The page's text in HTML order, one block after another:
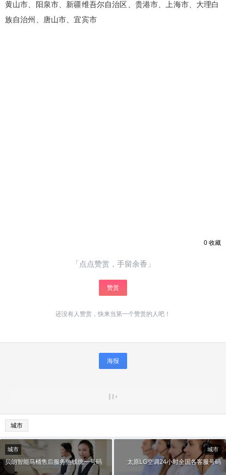
黄山市、阳泉市、新疆维吾尔自治区、贵港市、上海市、大理白
族自治州、唐山市、宜宾市
0 收藏
「点点赞赏，手留余香」
赞赏
还没有人赞赏，快来当第一个赞赏的人吧！
海报
城市
城市
贝朗智能马桶售后服务热线统一号码
城市
太原LG空调24小时全国各客服号码